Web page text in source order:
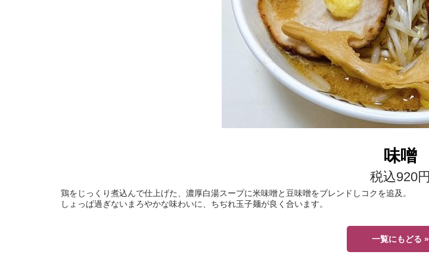
味噌
税込920円
鶏をじっくり煮込んで仕上げた、濃厚白湯スープに米味噌と豆味噌をブレンドしコクを追及。
しょっぱ過ぎないまろやかな味わいに、ちぢれ玉子麺が良く合います。
一覧にもどる »